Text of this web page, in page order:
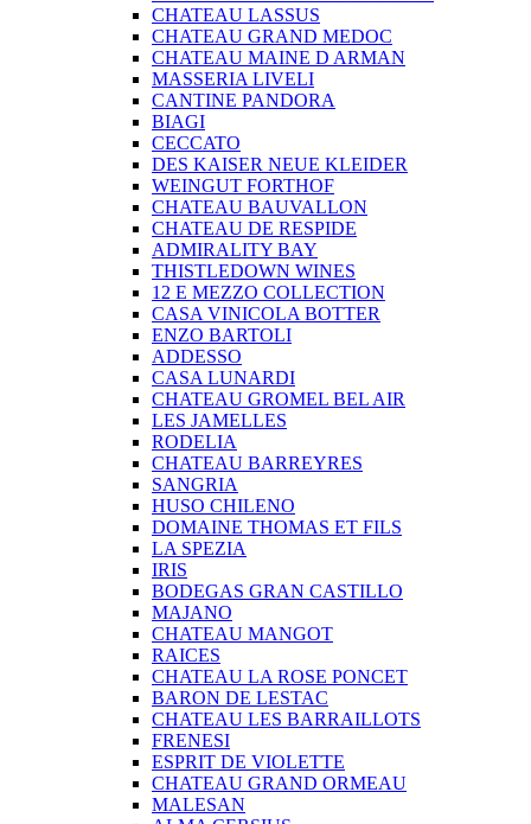
CHATEAU LASSUS
CHATEAU GRAND MEDOC
CHATEAU MAINE D ARMAN
MASSERIA LIVELI
CANTINE PANDORA
BIAGI
CECCATO
DES KAISER NEUE KLEIDER
WEINGUT FORTHOF
CHATEAU BAUVALLON
CHATEAU DE RESPIDE
ADMIRALITY BAY
THISTLEDOWN WINES
12 E MEZZO COLLECTION
CASA VINICOLA BOTTER
ENZO BARTOLI
ADDESSO
CASA LUNARDI
CHATEAU GROMEL BEL AIR
LES JAMELLES
RODELIA
CHATEAU BARREYRES
SANGRIA
HUSO CHILENO
DOMAINE THOMAS ET FILS
LA SPEZIA
IRIS
BODEGAS GRAN CASTILLO
MAJANO
CHATEAU MANGOT
RAICES
CHATEAU LA ROSE PONCET
BARON DE LESTAC
CHATEAU LES BARRAILLOTS
FRENESI
ESPRIT DE VIOLETTE
CHATEAU GRAND ORMEAU
MALESAN